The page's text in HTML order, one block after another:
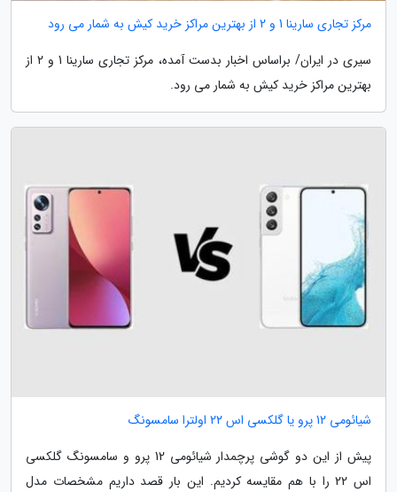
مرکز تجاری سارینا 1 و 2 از بهترین مراکز خرید کیش به شمار می رود
سیری در ایران/ براساس اخبار بدست آمده، مرکز تجاری سارینا 1 و 2 از
بهترین مراکز خرید کیش به شمار می رود.
شیائومی 12 پرو یا گلکسی اس 22 اولترا سامسونگ
پیش از این دو گوشی پرچمدار شیائومی 12 پرو و سامسونگ گلکسی
اس 22 را با هم مقایسه کردیم. این بار قصد داریم مشخصات مدل